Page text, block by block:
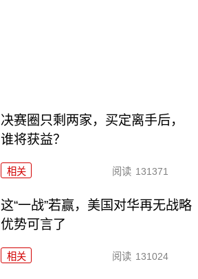
决赛圈只剩两家，买定离手后，
谁将获益？
相关 阅读 131371
这“一战”若赢，美国对华再无战略
优势可言了
相关 阅读 131024